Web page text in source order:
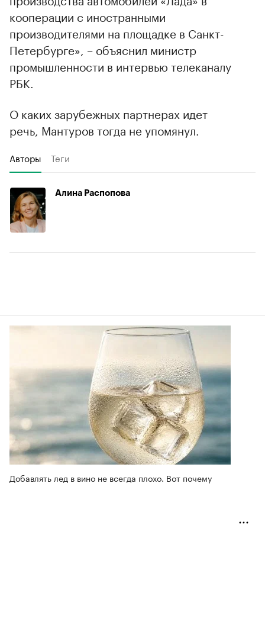
кооперации с иностранными
производителями на площадке в Санкт-
Петербурге», – объяснил министр
промышленности в интервью телеканалу
РБК.
О каких зарубежных партнерах идет
речь, Мантуров тогда не упомянул.
Авторы Теги
Алина Распопова
Добавлять лед в вино не всегда плохо. Вот почему